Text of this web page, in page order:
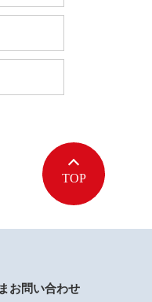
TOP
お問い合わせ